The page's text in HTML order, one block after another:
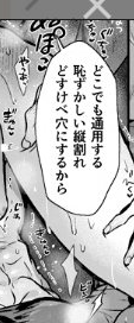
栖
お気に入り